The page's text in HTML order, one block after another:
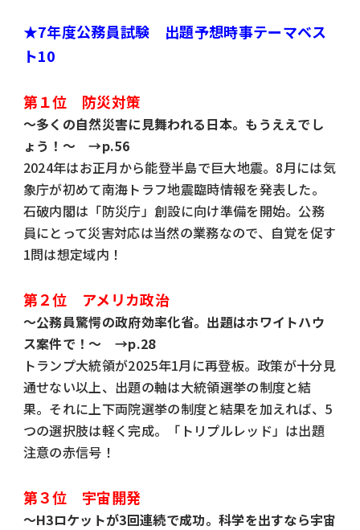
★7年度公務員試験 出題予想時事テーマベス
ト10
第１位 防災対策
～多くの自然災害に見舞われる日本。もうええでし
ょう！～ →p.56
2024年はお正月から能登半島で巨大地震。8月には気
象庁が初めて南海トラフ地震臨時情報を発表した。
石破内閣は「防災庁」創設に向け準備を開始。公務
員にとって災害対応は当然の業務なので、自覚を促す
1問は想定域内！
第２位 アメリカ政治
～公務員驚愕の政府効率化省。出題はホワイトハウ
ス案件で！～ →p.28
トランプ大統領が2025年1月に再登板。政策が十分見
通せない以上、出題の軸は大統領選挙の制度と結
果。それに上下両院選挙の制度と結果を加えれば、5
つの選択肢は軽く完成。「トリプルレッド」は出題
注意の赤信号！
第３位 宇宙開発
～H3ロケットが3回連続で成功。科学を出すなら宇宙